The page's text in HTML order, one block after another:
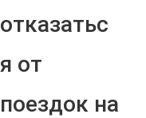
отказатьс
я от
поездок на